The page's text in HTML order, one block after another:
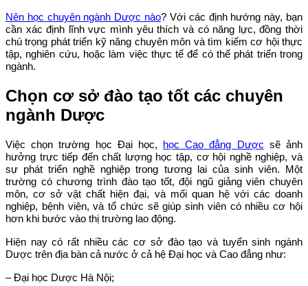
Nên học chuyên ngành Dược nào? Với các định hướng này, bạn
cần xác định lĩnh vực mình yêu thích và có năng lực, đồng thời
chú trọng phát triển kỹ năng chuyên môn và tìm kiếm cơ hội thực
tập, nghiên cứu, hoặc làm việc thực tế để có thể phát triển trong
ngành.
Chọn cơ sở đào tạo tốt các chuyên
ngành Dược
Việc chọn trường học Đại học, học Cao đẳng Dược sẽ ảnh
hưởng trực tiếp đến chất lượng học tập, cơ hội nghề nghiệp, và
sự phát triển nghề nghiệp trong tương lai của sinh viên. Một
trường có chương trình đào tạo tốt, đội ngũ giảng viên chuyên
môn, cơ sở vật chất hiện đại, và mối quan hệ với các doanh
nghiệp, bệnh viện, và tổ chức sẽ giúp sinh viên có nhiều cơ hội
hơn khi bước vào thị trường lao động.
Hiện nay có rất nhiều các cơ sở đào tạo và tuyển sinh ngành
Dược trên địa bàn cả nước ở cả hệ Đại học và Cao đẳng như:
– Đại học Dược Hà Nội;